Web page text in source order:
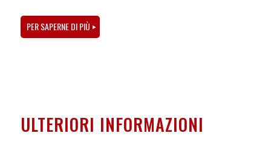
PER SAPERNE DI PIÙ
ULTERIORI INFORMAZIONI